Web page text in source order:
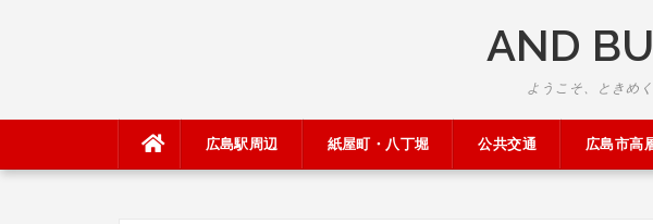
AND
ようこそ、ときめ
広島駅周辺 紙屋町・八丁堀 公共交通 広島市高